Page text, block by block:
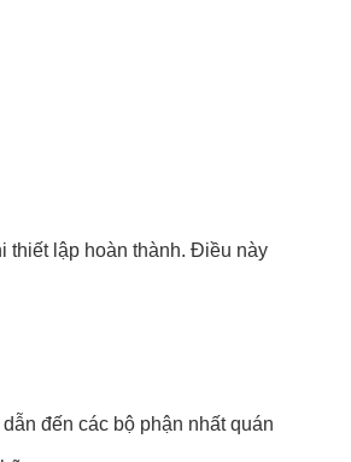
thiết lập hoàn thành. Điều này
đến các bộ phận nhất quán